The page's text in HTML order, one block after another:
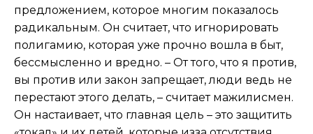
предложением, которое многим показалось
радикальным. Он считает, что игнорировать
полигамию, которая уже прочно вошла в быт,
бессмысленно и вредно. – От того, что я против,
вы против или закон запрещает, люди ведь не
перестают этого делать, – считает мажилисмен.
Он настаивает, что главная цель – это защитить